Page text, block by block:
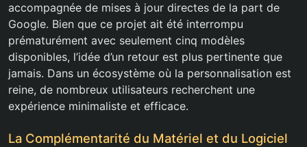
accompagnée de mises à jour directes de la part de
Google. Bien que ce projet ait été interrompu
prématurément avec seulement cinq modèles
disponibles, l’idée d’un retour est plus pertinente que
jamais. Dans un écosystème où la personnalisation est
reine, de nombreux utilisateurs recherchent une
expérience minimaliste et efficace.
La Complémentarité du Matériel et du Logiciel